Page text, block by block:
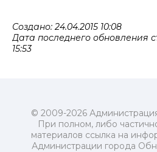
Создано: 24.04.2015 10:08
Дата последнего обновления
15:53
© 2009-2026
При полном, либо
материалов ссылка на
Администрации города